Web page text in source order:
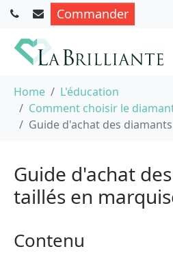
Commander
Home
L'éducation
Comment choisir le
Guide d'achat des
Guide d'achat
taillés en
Contenu